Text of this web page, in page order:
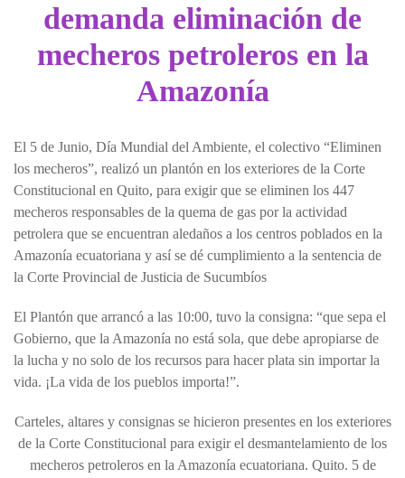
demanda eliminación de
mecheros petroleros en la
Amazonía
El 5 de Junio, Día Mundial del Ambiente, el colectivo “Eliminen
los mecheros”, realizó un plantón en los exteriores de la Corte
Constitucional en Quito, para exigir que se eliminen los 447
mecheros responsables de la quema de gas por la actividad
petrolera que se encuentran aledaños a los centros poblados en la
Amazonía ecuatoriana y así se dé cumplimiento a la sentencia de
la Corte Provincial de Justicia de Sucumbíos
El Plantón que arrancó a las 10:00, tuvo la consigna: “que sepa el
Gobierno, que la Amazonía no está sola, que debe apropiarse de
la lucha y no solo de los recursos para hacer plata sin importar la
vida. ¡La vida de los pueblos importa!”.
Carteles, altares y consignas se hicieron presentes en los exteriores
de la Corte Constitucional para exigir el desmantelamiento de los
mecheros petroleros en la Amazonía ecuatoriana. Quito. 5 de